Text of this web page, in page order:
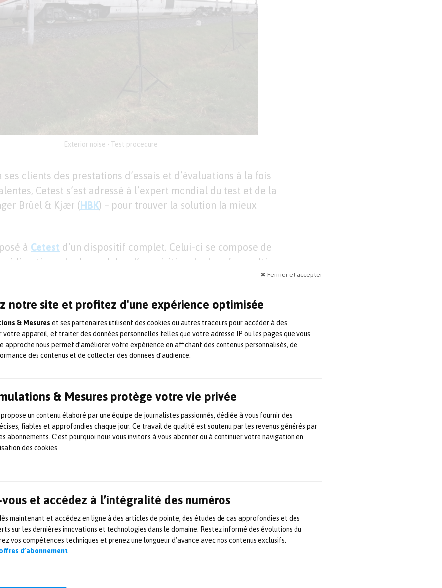
✖ Fermer et accepter
notre site et profitez d'une expérience optimisée
& Mesures et ses partenaires utilisent des cookies ou autres traceurs pour accéder à des
votre appareil, et traiter des données personnelles telles que votre adresse IP ou les pages que vous
approche nous permet d’améliorer votre expérience en affichant des contenus personnalisés, de
des contenus et de collecter des données d’audience.
& Mesures protège votre vie privée
un contenu élaboré par une équipe de journalistes passionnés, dédiée à vous fournir des
fiables et approfondies chaque jour. Ce travail de qualité est soutenu par les revenus générés par
abonnements. C’est pourquoi nous vous invitons à vous abonner ou à continuer votre navigation en
des cookies.
et accédez à l’intégralité des numéros
maintenant et accédez en ligne à des articles de pointe, des études de cas approfondies et des
sur les dernières innovations et technologies dans le domaine. Restez informé des évolutions du
vos compétences techniques et prenez une longueur d’avance avec nos contenus exclusifs.
d’abonnement
Exterior noise - Test procedure
clients des prestations d’essais et d’évaluations à la fois
Cetest s’est adressé à l’expert mondial du test et de la
Brüel & Kjær (HBK) – pour trouver la solution la mieux
à Cetest d’un dispositif complet. Celui-ci se compose de
de modules d’acquisition de données multi-
de Cetest de valider les performances acoustiques en
en extérieur dans différentes conditions, de post-traiter les
des résultats précis.
sonore et au logiciel pour l’acoustique des salles Dirac, et
également utilisé pour les mesures d’intelligibilité de la parole
sonorisation et des conversations entre passagers,
la norme CEI 60268-16. Pour déterminer la puissance
des trains (tels que les boîtes de vitesse ou les
les méthodes de
Cetest réalise également des mesures d’isolation
portes et parois.
fondée en 2007, Cetest propose ses services d’essais à sa
dans l’industrie